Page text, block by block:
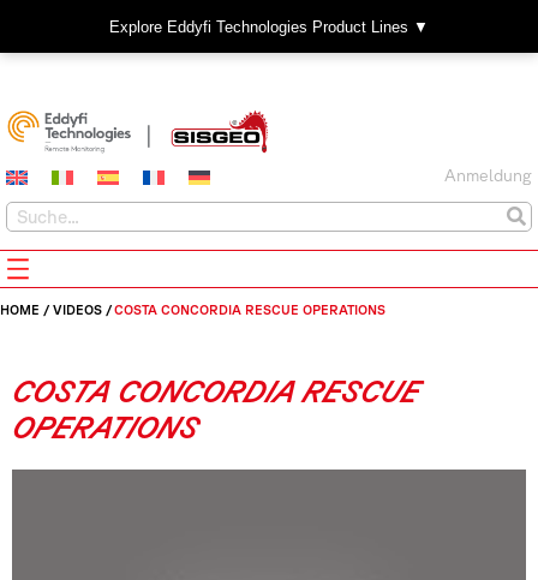
Explore Eddyfi Technologies Product Lines ▼
Anmeldung
HOME / VIDEOS /COSTA CONCORDIA RESCUE OPERATIONS
COSTA CONCORDIA RESCUE
OPERATIONS